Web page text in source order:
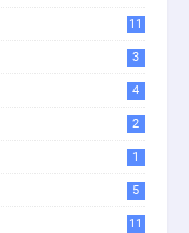
11
3
4
2
1
5
11